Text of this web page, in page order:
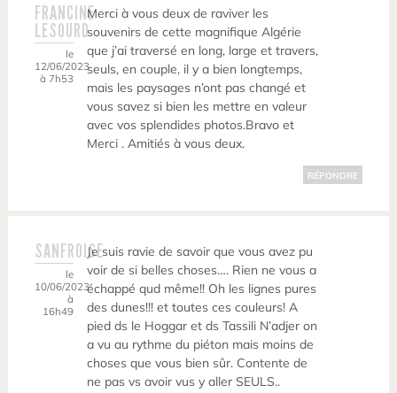
FRANCINE
LESOURD
le
12/06/2023
à 7h53
Merci à vous deux de raviver les
souvenirs de cette magnifique Algérie
que j’ai traversé en long, large et travers,
seuls, en couple, il y a bien longtemps,
mais les paysages n’ont pas changé et
vous savez si bien les mettre en valeur
avec vos splendides photos.Bravo et
Merci . Amitiés à vous deux.
RÉPONDRE
SANFROISE
le
10/06/2023
à
16h49
Je suis ravie de savoir que vous avez pu
voir de si belles choses…. Rien ne vous a
échappé qud même!! Oh les lignes pures
des dunes!!! et toutes ces couleurs! A
pied ds le Hoggar et ds Tassili N’adjer on
a vu au rythme du piéton mais moins de
choses que vous bien sûr. Contente de
ne pas vs avoir vus y aller SEULS..